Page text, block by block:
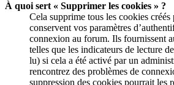
À quoi sert « Supprimer les cookies » ?
Cela supprime tous les cookies
conservent vos paramètres
connexion au forum. Ils fournissent
telles que les indicateurs de lecture
lu) si cela a été activé par un
rencontrez des problèmes de
suppression des cookies pourrait les